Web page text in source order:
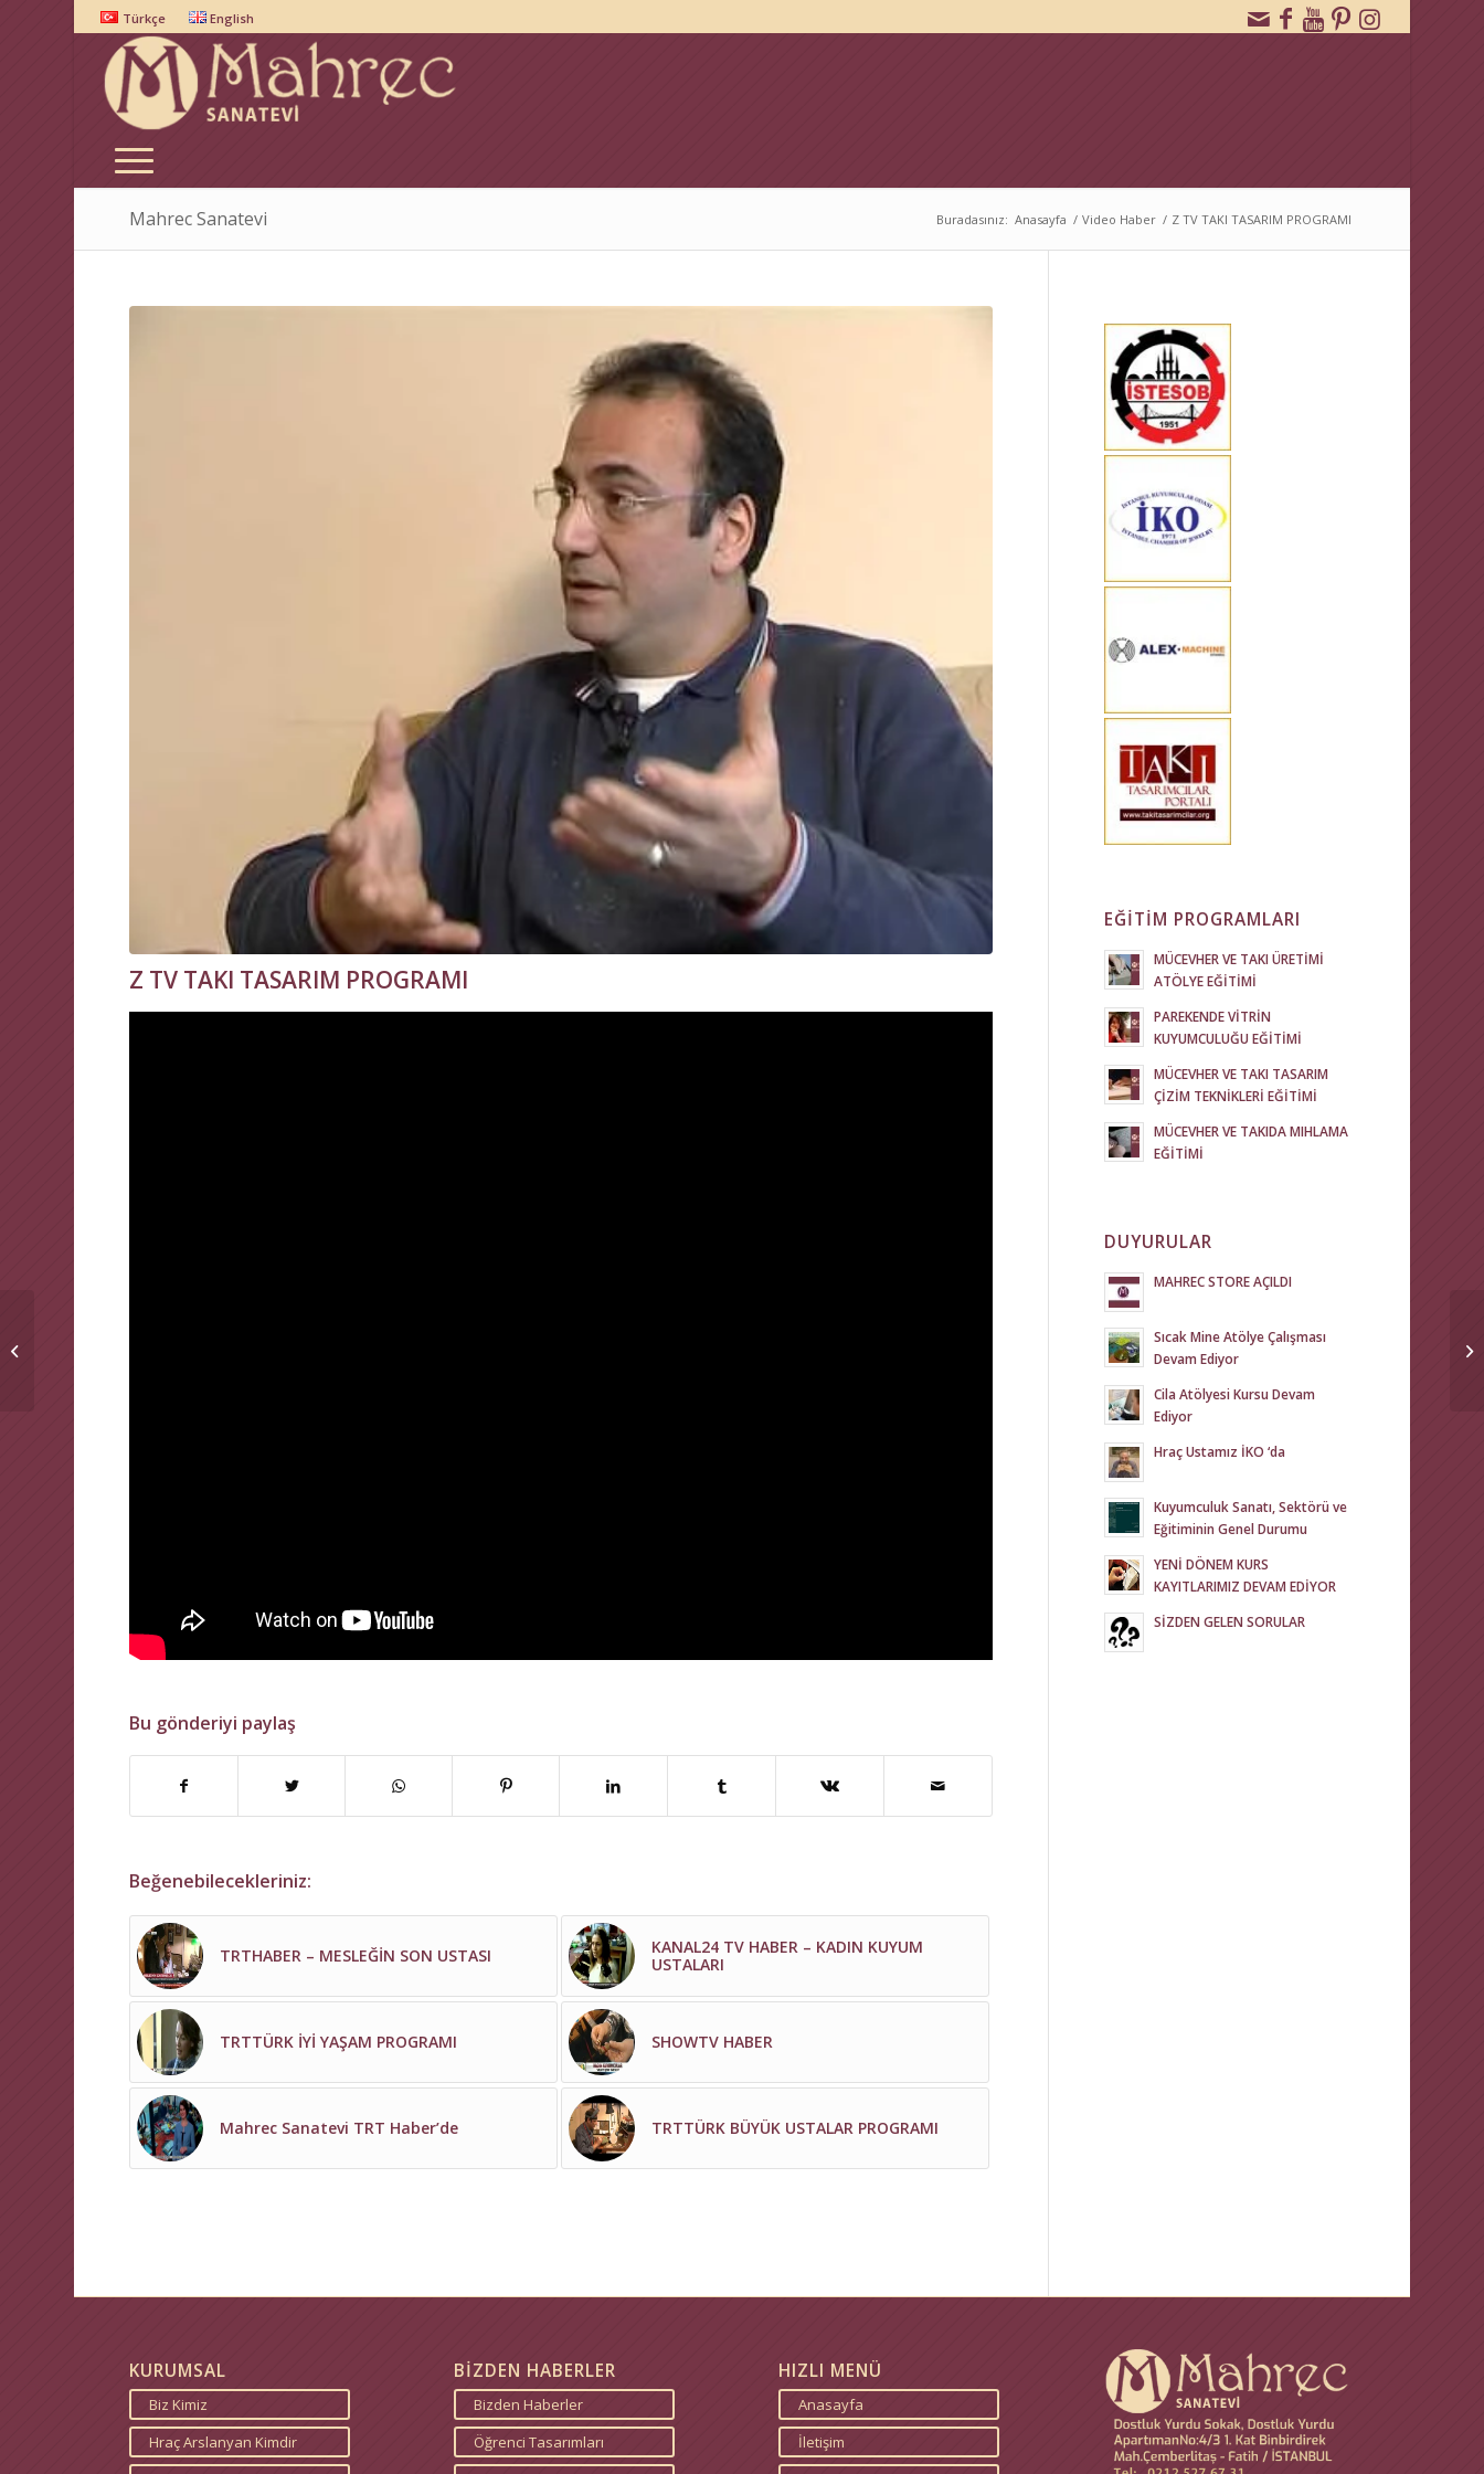
Türkçe English
Mahrec Sanatevi Buradasınız: Anasayfa / Video Haber / Z TV TAKI TASARIM PROGRAMI
Z TV TAKI TASARIM PROGRAMI
Bu gönderiyi paylaş
Beğenebilecekleriniz:
TRTHABER – MESLEĞİN SON USTASI
KANAL24 TV HABER – KADIN KUYUM
USTALARI
TRTTÜRK İYİ YAŞAM PROGRAMI SHOWTV HABER
Mahrec Sanatevi TRT Haber’de TRTTÜRK BÜYÜK USTALAR PROGRAMI
EĞİTİM PROGRAMLARI
MÜCEVHER VE TAKI ÜRETİMİ
ATÖLYE EĞİTİMİ
PAREKENDE VİTRİN
KUYUMCULUĞU EĞİTİMİ
MÜCEVHER VE TAKI TASARIM
ÇİZİM TEKNİKLERİ EĞİTİMİ
MÜCEVHER VE TAKIDA MIHLAMA
EĞİTİMİ
DUYURULAR
MAHREC STORE AÇILDI
Sıcak Mine Atölye Çalışması
Devam Ediyor
Cila Atölyesi Kursu Devam
Ediyor
Hraç Ustamız İKO ‘da
Kuyumculuk Sanatı, Sektörü ve
Eğitiminin Genel Durumu
YENİ DÖNEM KURS
KAYITLARIMIZ DEVAM EDİYOR
SİZDEN GELEN SORULAR
KURUMSAL
Biz Kimiz
Hraç Arslanyan Kimdir
BİZDEN HABERLER
Bizden Haberler
Öğrenci Tasarımları
HIZLI MENÜ
Anasayfa
İletişim